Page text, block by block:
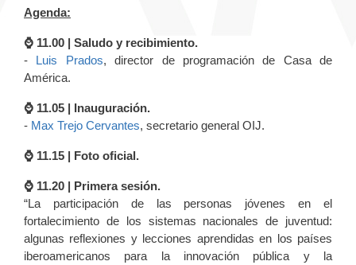
Agenda:
⌚️ 11.00 | Saludo y recibimiento.
- Luis Prados, director de programación de Casa de
América.
⌚️ 11.05 | Inauguración.
- Max Trejo Cervantes, secretario general OIJ.
⌚️ 11.15 | Foto oficial.
⌚️ 11.20 | Primera sesión.
“La participación de las personas jóvenes en el
fortalecimiento de los sistemas nacionales de juventud:
algunas reflexiones y lecciones aprendidas en los países
iberoamericanos para la innovación pública y la